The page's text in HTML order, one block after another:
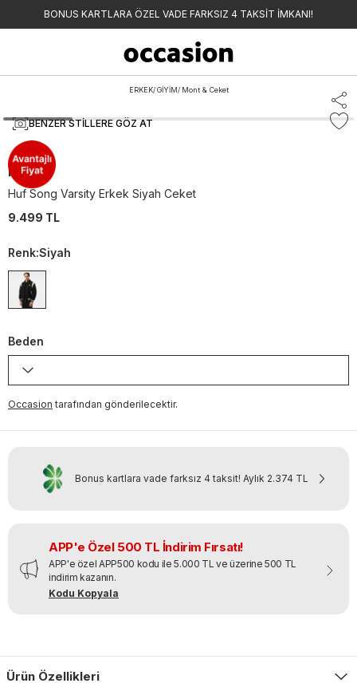
BONUS KARTLARA ÖZEL VADE FARKSIZ 4 TAKSİT İMKANI!
ERKEK/ GİYİM/ Mont & Ceket
BENZER STILLERE GÖZ AT
HUF
Huf Song Varsity Erkek Siyah Ceket
9.499 TL
Renk:Siyah
Beden
Occasion tarafından gönderilecektir.
Bonus kartlara vade farksız 4 taksit! Aylık 2.374 TL
APP'e Özel 500 TL İndirim Fırsatı!
APP'e özel APP500 kodu ile 5.000 TL ve üzerine 500 TL
indirim kazanın.
Kodu Kopyala
Ürün Özellikleri